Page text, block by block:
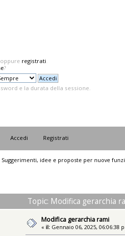
oppure registrati.
?
e la durata della sessione.
Accedi Registrati
Suggerimenti, idee e proposte per nuove
Topic: Modifica gerarchia
Modifica gerarchia rami
« il: Gennaio 06, 2025, 06:06:38